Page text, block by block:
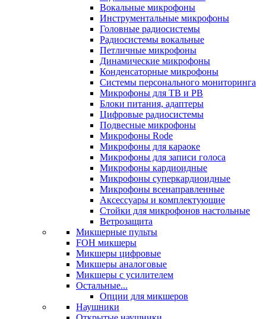
Вокальные микрофоны
Инструментальные микрофоны
Головные радиосистемы
Радиосистемы вокальные
Петличные микрофоны
Динамические микрофоны
Конденсаторные микрофоны
Системы персонального мониторинга
Микрофоны для ТВ и РВ
Блоки питания, адаптеры
Цифровые радиосистемы
Подвесные микрофоны
Микрофоны Rode
Микрофоны для караоке
Микрофоны для записи голоса
Микрофоны кардиоидные
Микрофоны суперкардиоидные
Микрофоны всенаправленные
Аксессуары и комплектующие
Стойки для микрофонов настольные
Ветрозащита
Микшерные пульты
FOH микшеры
Микшеры цифровые
Микшеры аналоговые
Микшеры с усилителем
Остальные...
Опции для микшеров
Наушники